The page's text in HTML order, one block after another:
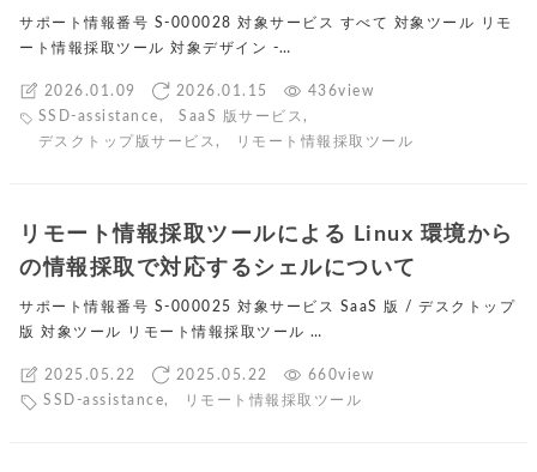
サポート情報番号 S-000028 対象サービス すべて 対象ツール リモ
ート情報採取ツール 対象デザイン -…
2026.01.09 2026.01.15
436view
SSD-assistance , SaaS 版サービス ,
デスクトップ版サービス , リモート情報採取ツール
リモート情報採取ツールによる Linux 環境から
の情報採取で対応するシェルについて
サポート情報番号 S-000025 対象サービス SaaS 版 / デスクトップ
版 対象ツール リモート情報採取ツール …
2025.05.22 2025.05.22
660view
SSD-assistance, リモート情報採取ツール